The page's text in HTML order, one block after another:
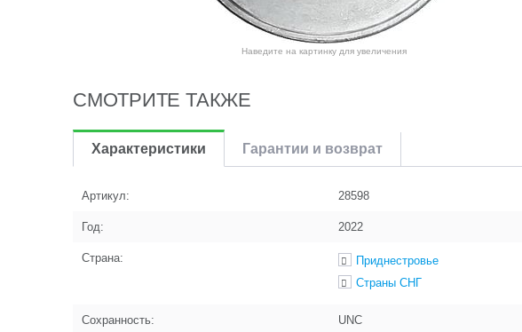
Наведите на картинку для увеличения
СМОТРИТЕ ТАКЖЕ
Характеристики Гарантии и возврат
Артикул: 28598
Год: 2022
Страна:
Приднестровье
Страны СНГ
Сохранность: UNC